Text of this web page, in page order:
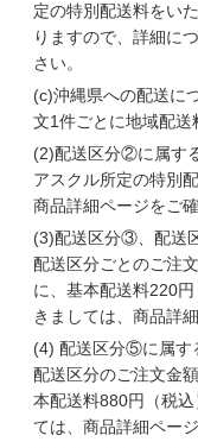
定の特別配送料をい
りますので、詳細に
さい。
(c)沖縄県への配送に
文1件ごとに地域配送
(2)配送区分②に属す
アスクル所定の特別
商品詳細ページをご
(3)配送区分③、配送
配送区分ごとのご注
に、基本配送料220
きましては、商品詳
(4) 配送区分⑤に属す
配送区分のご注文金
本配送料880円（税
ては、商品詳細ペー